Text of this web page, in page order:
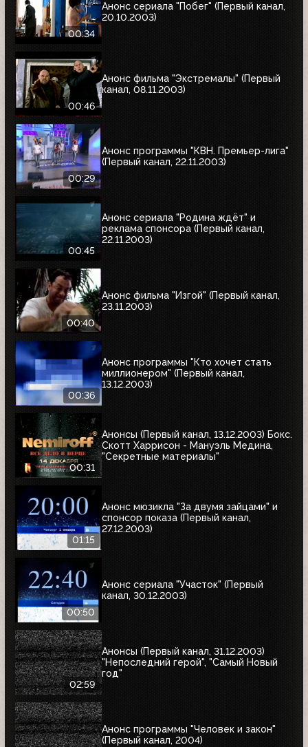
00:34
Анонс сериала "Побег" (Первый канал,
20.10.2003)
00:46
Анонс фильма "Экстремалы" (Первый
канал, 08.11.2003)
00:29
Анонс программы "КВН. Премьер-лига"
(Первый канал, 22.11.2003)
00:45
Анонс сериала "Родина ждёт" и
реклама спонсора (Первый канал,
22.11.2003)
00:40
Анонс фильма "Изгой" (Первый канал,
23.11.2003)
00:36
Анонс программы "Кто хочет стать
миллионером" (Первый канал,
13.12.2003)
00:31
Анонсы (Первый канал, 13.12.2003) Бокс.
Скотт Харрисон - Мануэль Медина,
"Секретные материалы"
01:15
Анонс мюзикла "За двумя зайцами" и
спонсор показа (Первый канал,
27.12.2003)
00:50
Анонс сериала "Участок" (Первый
канал, 30.12.2003)
02:59
Анонсы (Первый канал, 31.12.2003)
"Непоследний герой", "Самый Новый
год"
Анонс программы "Человек и закон"
(Первый канал, 2004)